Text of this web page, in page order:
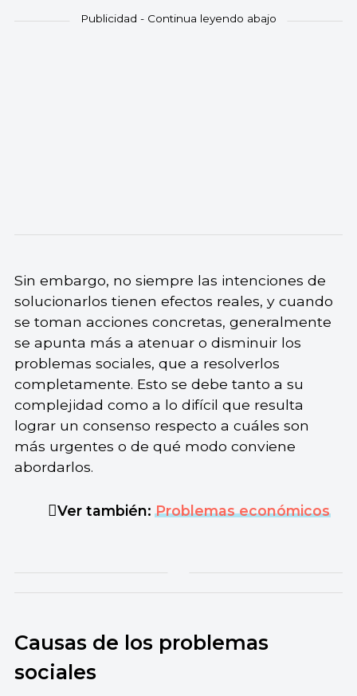
Sin embargo, no siempre las intenciones de
solucionarlos tienen efectos reales, y cuando
se toman acciones concretas, generalmente
se apunta más a atenuar o disminuir los
problemas sociales, que a resolverlos
completamente. Esto se debe tanto a su
complejidad como a lo difícil que resulta
lograr un consenso respecto a cuáles son
más urgentes o de qué modo conviene
abordarlos.
Ver también:Problemas económicos
Causas de los problemas
sociales